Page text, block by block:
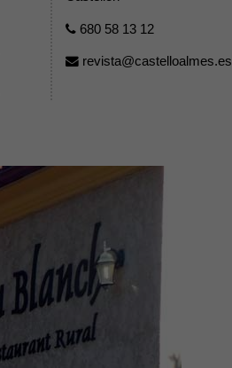
680 58 13 12
revista@castelloalmes.es